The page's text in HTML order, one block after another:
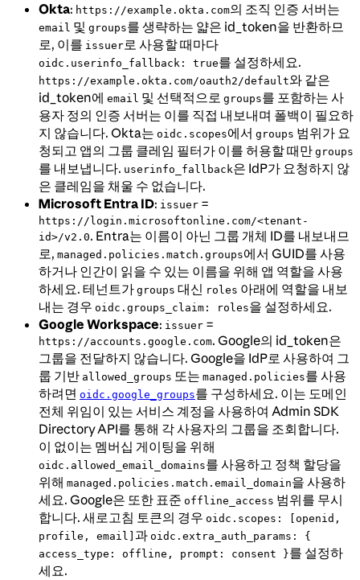
Okta: https://example.okta.com의 조직 인증 서버는
email 및 groups를 생략하는 얇은 id_token을 반환하므
로, 이를 issuer로 사용할 때마다
oidc.userinfo_fallback: true를 설정하세요.
https://example.okta.com/oauth2/default와 같은
id_token에 email 및 선택적으로 groups를 포함하는 사
용자 정의 인증 서버는 이를 직접 내보내며 폴백이 필요하
지 않습니다. Okta는 oidc.scopes에서 groups 범위가 요
청되고 앱의 그룹 클레임 필터가 이를 허용할 때만 groups
를 내보냅니다. userinfo_fallback은 IdP가 요청하지 않
은 클레임을 채울 수 없습니다.
Microsoft Entra ID: issuer =
https://login.microsoftonline.com/<tenant-
id>/v2.0. Entra는 이름이 아닌 그룹 개체 ID를 내보내므
로, managed.policies.match.groups에서 GUID를 사용
하거나 인간이 읽을 수 있는 이름을 위해 앱 역할을 사용
하세요. 테넌트가 groups 대신 roles 아래에 역할을 내보
내는 경우 oidc.groups_claim: roles을 설정하세요.
Google Workspace: issuer =
https://accounts.google.com. Google의 id_token은
그룹을 전달하지 않습니다. Google을 IdP로 사용하여 그
룹 기반 allowed_groups 또는 managed.policies를 사용
하려면 oidc.google_groups를 구성하세요. 이는 도메인
전체 위임이 있는 서비스 계정을 사용하여 Admin SDK
Directory API를 통해 각 사용자의 그룹을 조회합니다.
이 없이는 멤버십 게이팅을 위해
oidc.allowed_email_domains를 사용하고 정책 할당을
위해 managed.policies.match.email_domain을 사용하
세요. Google은 또한 표준 offline_access 범위를 무시
합니다. 새로고침 토큰의 경우 oidc.scopes: [openid,
profile, email] 과 oidc.extra_auth_params: {
access_type: offline, prompt: consent }를 설정하
세요.